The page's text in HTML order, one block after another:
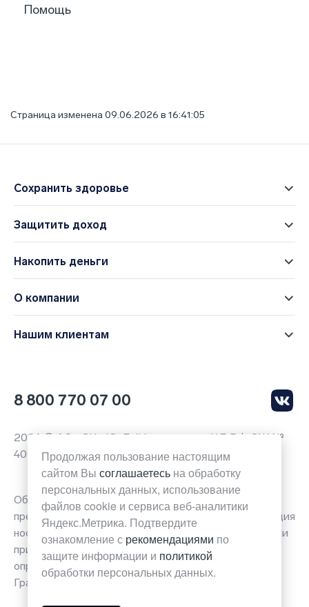
Помощь
Страница изменена 09.06.2026 в 16:41:05
Сохранить здоровье
Защитить доход
Накопить деньги
О компании
Нашим клиентам
8 800 770 07 00
2026 © АО «СК «Ю-Лайф», лицензии ЦБ РФ СЖ №
4014, СЛ № 4014
Обращаем ваше внимание на то, что вся
представленная на данной странице сайта информация
носит исключительно информационный характер и ни
при каких условиях не является публичной офертой
определяемой положениями Статьи 437(2)
Гражданского кодекса Российской Федерации.
Продолжая пользование настоящим
сайтом Вы соглашаетесь на обработку
персональных данных, использование
файлов cookie и сервиса веб-аналитики
Яндекс.Метрика. Подтвердите
ознакомление с рекомендациями по
защите информации и политикой
обработки персональных данных.